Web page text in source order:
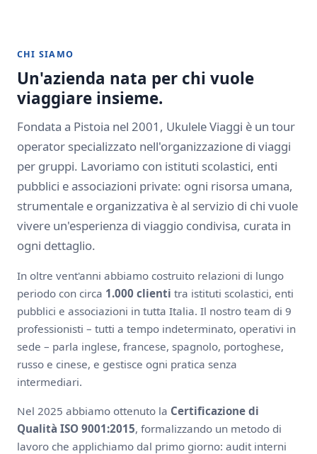
CHI SIAMO
Un'azienda nata per chi vuole
viaggiare insieme.
Fondata a Pistoia nel 2001, Ukulele Viaggi è un tour
operator specializzato nell'organizzazione di viaggi
per gruppi. Lavoriamo con istituti scolastici, enti
pubblici e associazioni private: ogni risorsa umana,
strumentale e organizzativa è al servizio di chi vuole
vivere un'esperienza di viaggio condivisa, curata in
ogni dettaglio.
In oltre vent'anni abbiamo costruito relazioni di lungo
periodo con circa 1.000 clienti tra istituti scolastici, enti
pubblici e associazioni in tutta Italia. Il nostro team di 9
professionisti – tutti a tempo indeterminato, operativi in
sede – parla inglese, francese, spagnolo, portoghese,
russo e cinese, e gestisce ogni pratica senza
intermediari.
Nel 2025 abbiamo ottenuto la Certificazione di
Qualità ISO 9001:2015, formalizzando un metodo di
lavoro che applichiamo dal primo giorno: audit interni